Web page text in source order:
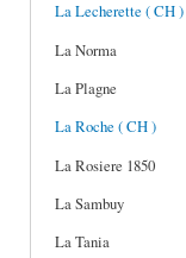
La Lecherette ( CH )
La Norma
La Plagne
La Roche ( CH )
La Rosiere 1850
La Sambuy
La Tania